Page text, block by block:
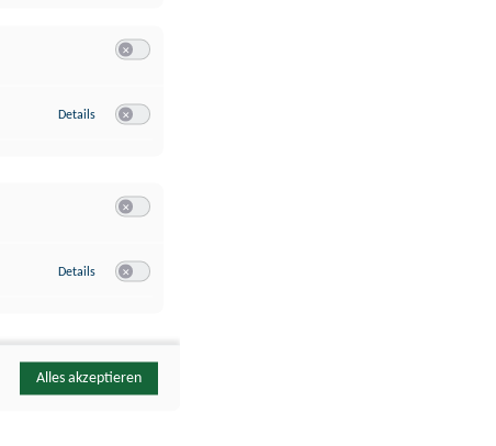
Details zu Google Analytics
Details zu YouTube
Alles akzeptieren